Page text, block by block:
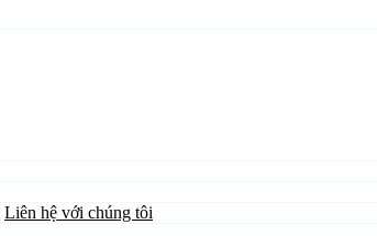
Liên hệ với chúng tôi